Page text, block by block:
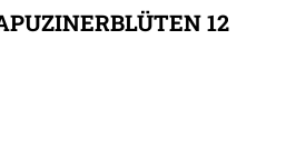
12